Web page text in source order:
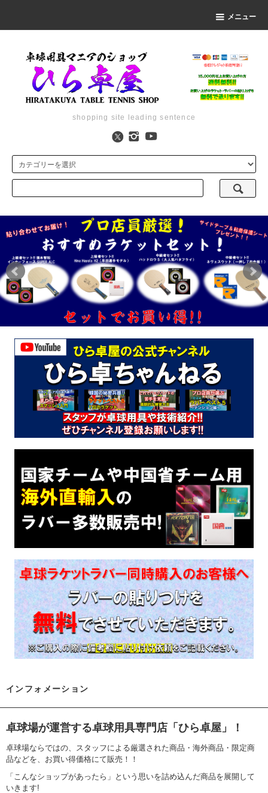
メニュー
shopping site leading sentence
インフォメーション
卓球場が運営する卓球用具専門店「ひら卓屋」！
卓球場ならではの、スタッフによる厳選された商品・海外商品・限定商
品などを、お買い得価格にて販売！！
「こんなショップがあったら」という思いを詰め込んだ商品を展開して
いきます!